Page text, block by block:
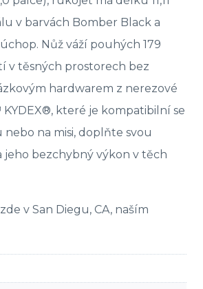
v barvách Bomber Black a
Nůž váží pouhých 179
v těsných prostorech bez
hardwarem z nerezové
které je kompatibilní se
nebo na misi, doplňte svou
jeho bezchybný výkon v těch
v San Diegu, CA, naším